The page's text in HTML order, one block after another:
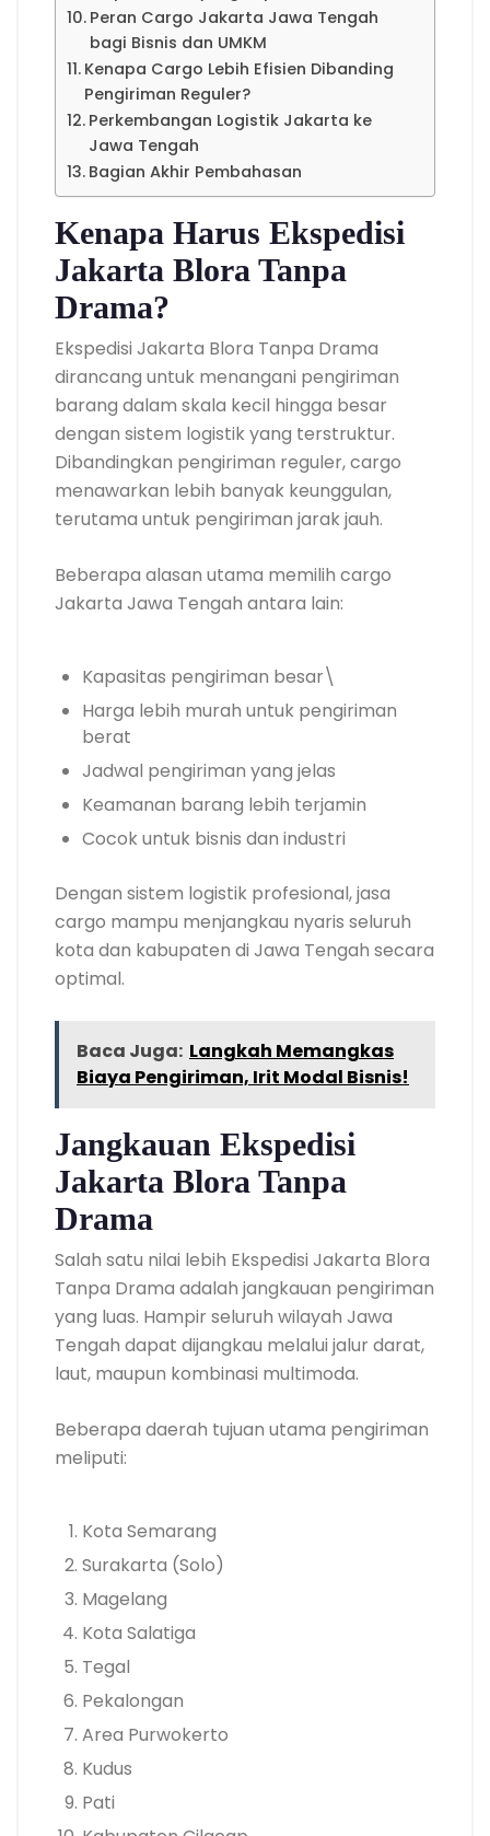
Peran Cargo Jakarta Jawa Tengah
bagi Bisnis dan UMKM
Kenapa Cargo Lebih Efisien Dibanding
Pengiriman Reguler?
Perkembangan Logistik Jakarta ke
Jawa Tengah
Bagian Akhir Pembahasan
Kenapa Harus Ekspedisi
Jakarta Blora Tanpa
Drama?
Ekspedisi Jakarta Blora Tanpa Drama
dirancang untuk menangani pengiriman
barang dalam skala kecil hingga besar
dengan sistem logistik yang terstruktur.
Dibandingkan pengiriman reguler, cargo
menawarkan lebih banyak keunggulan,
terutama untuk pengiriman jarak jauh.
Beberapa alasan utama memilih cargo
Jakarta Jawa Tengah antara lain:
Kapasitas pengiriman besar\
Harga lebih murah untuk pengiriman
berat
Jadwal pengiriman yang jelas
Keamanan barang lebih terjamin
Cocok untuk bisnis dan industri
Dengan sistem logistik profesional, jasa
cargo mampu menjangkau nyaris seluruh
kota dan kabupaten di Jawa Tengah secara
optimal.
Baca Juga: Langkah Memangkas
Biaya Pengiriman, Irit Modal Bisnis!
Jangkauan Ekspedisi
Jakarta Blora Tanpa
Drama
Salah satu nilai lebih Ekspedisi Jakarta Blora
Tanpa Drama adalah jangkauan pengiriman
yang luas. Hampir seluruh wilayah Jawa
Tengah dapat dijangkau melalui jalur darat,
laut, maupun kombinasi multimoda.
Beberapa daerah tujuan utama pengiriman
meliputi:
Kota Semarang
Surakarta (Solo)
Magelang
Kota Salatiga
Tegal
Pekalongan
Area Purwokerto
Kudus
Pati